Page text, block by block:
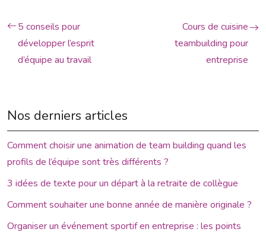
5 conseils pour
développer l’esprit
d’équipe au travail
Cours de cuisine
teambuilding pour
entreprise
Nos derniers articles
Comment choisir une animation de team building quand les
profils de l’équipe sont très différents ?
3 idées de texte pour un départ à la retraite de collègue
Comment souhaiter une bonne année de manière originale ?
Organiser un événement sportif en entreprise : les points